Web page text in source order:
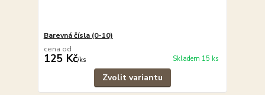
Barevná čísla (0-10)
cena od
125 Kč/ks Skladem 15 ks
Zvolit variantu